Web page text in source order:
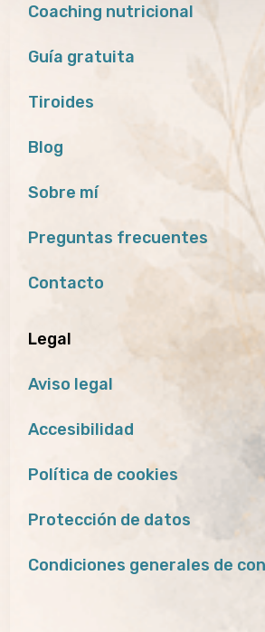
Coaching nutricional
Guía gratuita
Tiroides
Blog
Sobre mí
Preguntas frecuentes
Contacto
Legal
Aviso legal
Accesibilidad
Política de cookies
Protección de datos
Condiciones generales de